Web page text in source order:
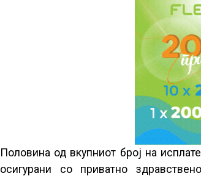
Половина од вкупниот број на
осигурани со приватно